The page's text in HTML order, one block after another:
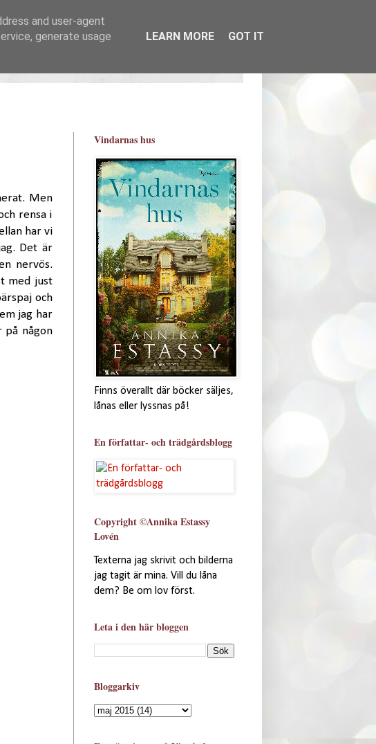
Men
rensa i
har vi
Det är
nervös.
med just
och
jag har
på någon
Vindarnas hus
Finns överallt där böcker säljes,
lånas eller lyssnas på!
En författar- och trädgårdsblogg
Copyright ©Annika Estassy
Lovén
Texterna jag skrivit och bilderna
jag tagit är mina. Vill du låna
dem? Be om lov först.
Leta i den här bloggen
Bloggarkiv
and user-agent
generate usage
LEARN MORE GOT IT